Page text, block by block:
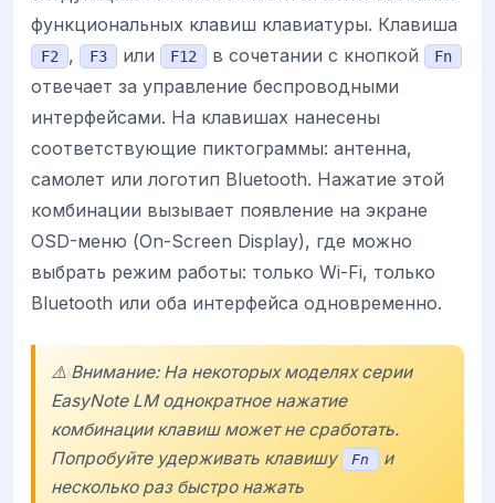
функциональных клавиш клавиатуры. Клавиша
F2 , F3 или F12 в сочетании с кнопкой Fn
отвечает за управление беспроводными
интерфейсами. На клавишах нанесены
соответствующие пиктограммы: антенна,
самолет или логотип Bluetooth. Нажатие этой
комбинации вызывает появление на экране
OSD-меню (On-Screen Display), где можно
выбрать режим работы: только Wi-Fi, только
Bluetooth или оба интерфейса одновременно.
⚠️ Внимание: На некоторых моделях серии
EasyNote LMоднократное нажатие
комбинации клавиш может не сработать.
Попробуйте удерживать клавишу
Fn
и
несколько раз быстро нажать